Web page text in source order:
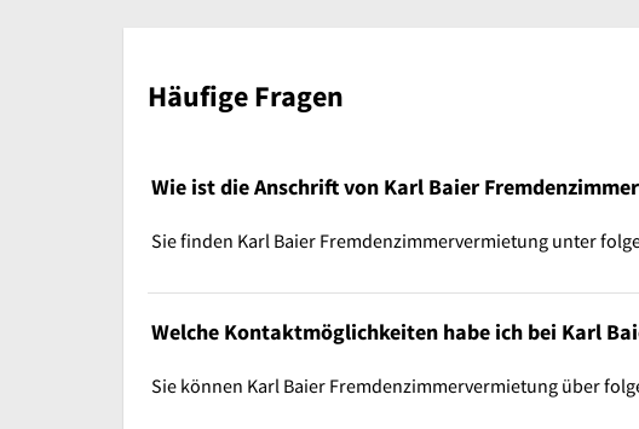
Häufige Fragen
Wie ist die Anschrift von Karl Baier
Sie finden Karl Baier Fremdenzimmervermietung unter
Welche Kontaktmöglichkeiten habe ich bei Karl
Sie können Karl Baier Fremdenzimmervermietung über